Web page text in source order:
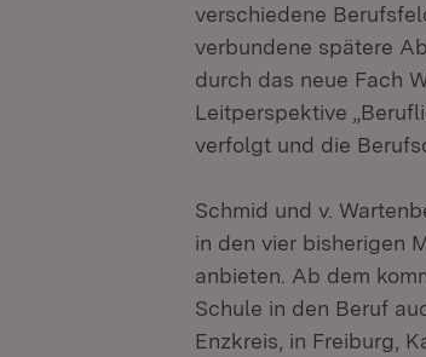
verschiedene
verbundene spätere
durch das neue Fach
Leitperspektive
verfolgt und die
Schmid und v.
in den vier bisherigen
anbieten. Ab dem
Schule in den Beruf
Enzkreis, in Freiburg,